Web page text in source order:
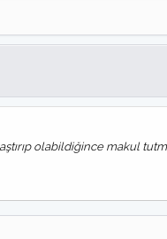
olabildiğince makul